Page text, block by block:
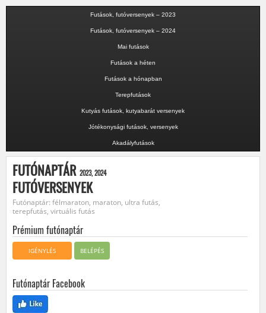
Futások, futóversenyek – 2023
Futások, futóversenyek – 2024
Mai futások
Futások a héten
Futások a hónapban
Terepfutások
Kutyás futások, kutyabarát versenyek
Jótékonysági futások, versenyek
Akadályfutások
FUTÓNAPTÁR 2023, 2024
FUTÓVERSENYEK
Futónaptár: félmaraton, maraton, ultra futás,
terepfutás, virtuális futás
Prémium futónaptár
IGÉNYLÉS BELÉPÉS
Futónaptár Facebook